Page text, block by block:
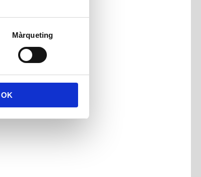
Màrqueting
OK